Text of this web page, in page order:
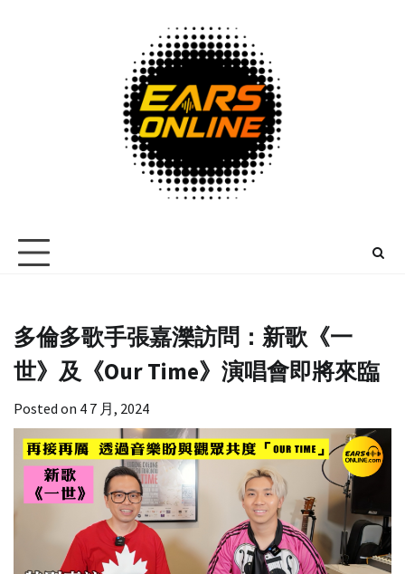
多倫多歌手張嘉濼訪問：新歌《一
世》及《Our Time》演唱會即將來臨
Posted on 4 7 月, 2024